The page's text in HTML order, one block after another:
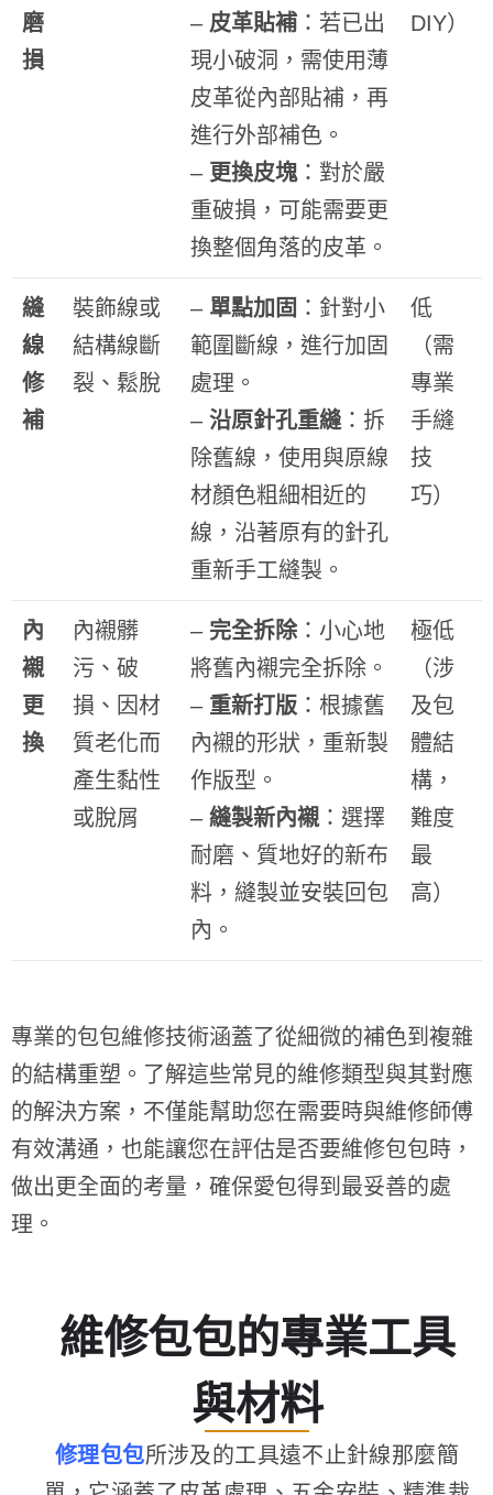
磨
損
– 皮革貼補 ：若已出
現小破洞，需使用薄
皮革從內部貼補，再
進行外部補色。
– 更換皮塊：對於嚴
重破損，可能需要更
換整個角落的皮革。
DIY）
縫
線
修
補
裝飾線或
結構線斷
裂、鬆脫
– 單點加固 ：針對小
範圍斷線，進行加固
處理。
– 沿原針孔重縫 ：拆
除舊線，使用與原線
材顏色粗細相近的
線，沿著原有的針孔
重新手工縫製。
低
（需
專業
手縫
技
巧）
內
襯
更
換
內襯髒
污、破
損、因材
質老化而
產生黏性
或脫屑
– 完全拆除：小心地
將舊內襯完全拆除。
– 重新打版 ：根據舊
內襯的形狀，重新製
作版型。
– 縫製新內襯：選擇
耐磨、質地好的新布
料，縫製並安裝回包
內。
極低
（涉
及包
體結
構，
難度
最
高）
專業的包包維修技術涵蓋了從細微的補色到複雜
的結構重塑。了解這些常見的維修類型與其對應
的解決方案，不僅能幫助您在需要時與維修師傅
有效溝通，也能讓您在評估是否要維修包包時，
做出更全面的考量，確保愛包得到最妥善的處
理。
維修包包的專業工具
與材料
修理包包所涉及的工具遠不止針線那麼簡